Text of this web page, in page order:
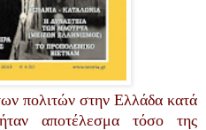
πολιτών στην Ελλάδα κατά
αποτέλεσμα τόσο της